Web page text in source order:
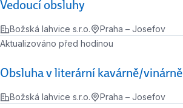
Vedoucí obsluhy
Božská lahvice s.r.o. Praha – Josefov
Obsluha v literární kavárně/vinárně
Aktualizováno před hodinou
Božská lahvice s.r.o. Praha – Josefov